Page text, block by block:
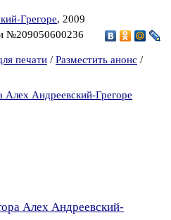
Грегоре, 2009
№209050600236
печати / Разместить анонс /
Алех Андреевский-Грегоре
Алех Андреевский-